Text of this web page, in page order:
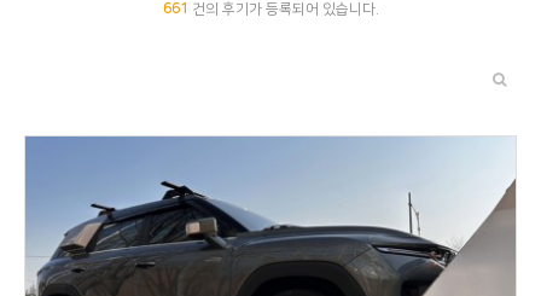
661 건의 후기가 등록되어 있습니다.